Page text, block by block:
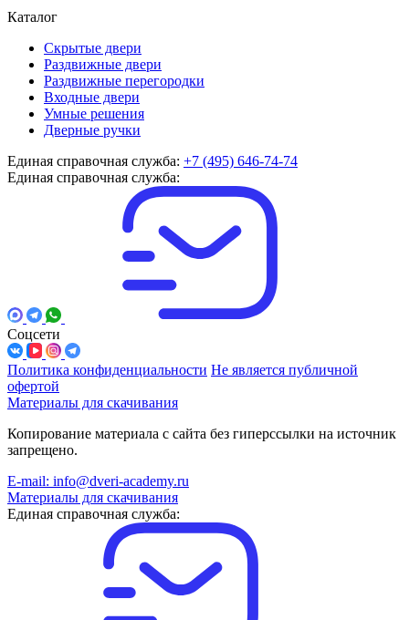
Каталог
Скрытые двери
Раздвижные двери
Раздвижные перегородки
Входные двери
Умные решения
Дверные ручки
Единая справочная служба: +7 (495) 646-74-74
Единая справочная служба:
Соцсети
Политика конфиденциальности Не является публичной
офертой
Материалы для скачивания
Копирование материала с сайта без гиперссылки на источник
запрещено.
E-mail: info@dveri-academy.ru
Материалы для скачивания
Единая справочная служба: